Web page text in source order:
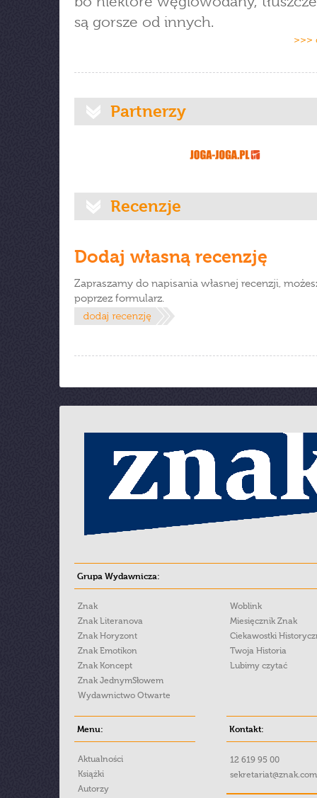
są gorsze od innych.
>>>
Partnerzy
Recenzje
Dodaj własną recenzję
Zapraszamy do napisania własnej recenzji,
poprzez formularz.
Grupa Wydawnicza:
Znak
Znak Literanova
Znak Horyzont
Znak Emotikon
Znak Koncept
Znak JednymSłowem
Wydawnictwo Otwarte
Woblink
Miesięcznik Znak
Ciekawostki
Twoja Historia
Lubimy czytać
Menu:
Aktualności
Książki
Autorzy
Kontakt:
12 619 95 00